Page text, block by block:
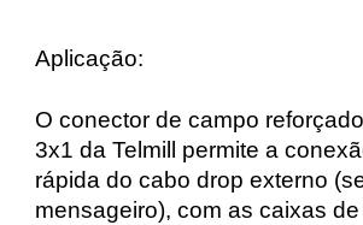
Aplicação:
Oconector de campo
3x1da Telmill permite a
rápida do cabo drop externo
mensageiro), com as caixas